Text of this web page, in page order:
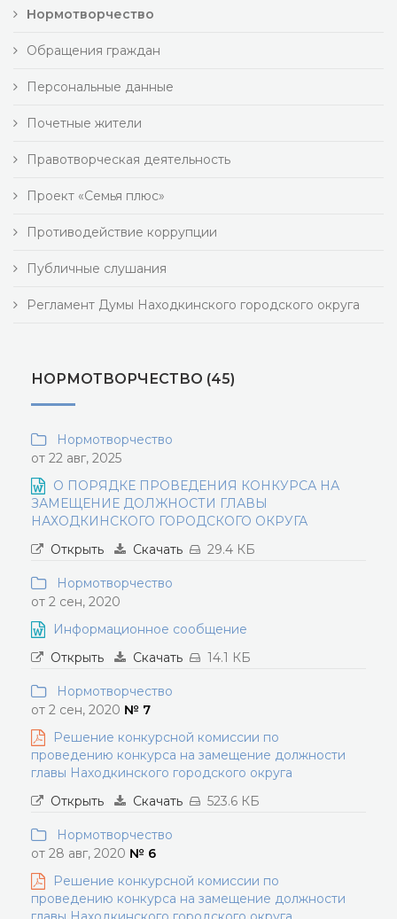
Нормотворчество
Обращения граждан
Персональные данные
Почетные жители
Правотворческая деятельность
Проект «Семья плюс»
Противодействие коррупции
Публичные слушания
Регламент Думы Находкинского городского округа
НОРМОТВОРЧЕСТВО (45)
Нормотворчество
от 22 авг, 2025
О ПОРЯДКЕ ПРОВЕДЕНИЯ КОНКУРСА НА
ЗАМЕЩЕНИЕ ДОЛЖНОСТИ ГЛАВЫ
НАХОДКИНСКОГО ГОРОДСКОГО ОКРУГА
Открыть
Скачать 29.4 КБ
Нормотворчество
от 2 сен, 2020
Информационное сообщение
Открыть
Скачать 14.1 КБ
Нормотворчество
от 2 сен, 2020 № 7
Решение конкурсной комиссии по
проведению конкурса на замещение должности
главы Находкинского городского округа
Открыть
Скачать 523.6 КБ
Нормотворчество
от 28 авг, 2020 № 6
Решение конкурсной комиссии по
проведению конкурса на замещение должности